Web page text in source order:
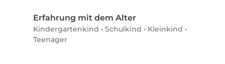
Erfahrung mit dem Alter
Kindergartenkind • Schulkind • Kleinkind •
Teenager